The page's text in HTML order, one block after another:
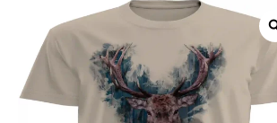
Shirt
Buddy
Menge